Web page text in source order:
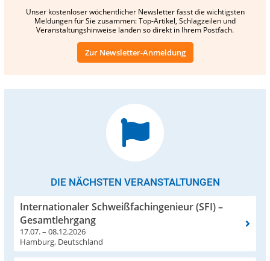
Unser kostenloser wöchentlicher Newsletter fasst die wichtigsten
Meldungen für Sie zusammen: Top-Artikel, Schlagzeilen und
Veranstaltungshinweise landen so direkt in Ihrem Postfach.
Zur Newsletter-Anmeldung
DIE NÄCHSTEN VERANSTALTUNGEN
Internationaler Schweißfachingenieur (SFI) –
Gesamtlehrgang
17.07. – 08.12.2026
Hamburg, Deutschland